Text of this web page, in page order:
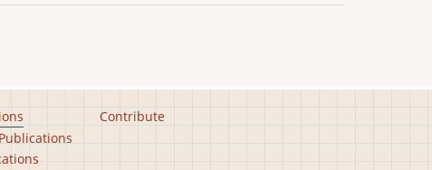
Contribute